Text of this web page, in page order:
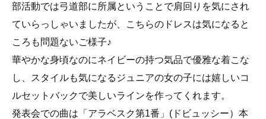
部活動では弓道部に所属ということで肩回りを気にされ
ていらっしゃいましたが、こちらのドレスは気になると
ころも問題ないご様子♪
華やかな身頃なのにネイビーの持つ気品で優雅な着こな
し、スタイルも気になるジュニアの女の子には嬉しいコ
ルセットバックで美しいラインを作ってくれます。
発表会での曲は「アラベスク第1番」(ドビュッシー）本